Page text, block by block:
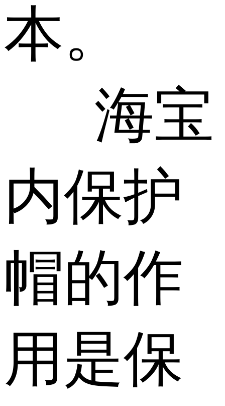
本。
海宝
内保护
帽的作
用是保